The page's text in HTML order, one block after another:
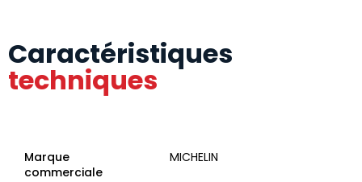
Caractéristiques
techniques
Marque
commerciale
MICHELIN